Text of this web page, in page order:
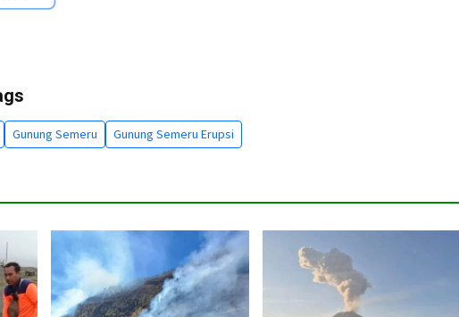
Gunung Semeru Gunung Semeru Erupsi